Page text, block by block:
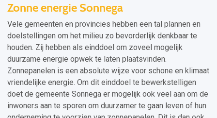
Zonne energie Sonnega
Vele gemeenten en provincies hebben een tal plannen en
doelstellingen om het milieu zo bevorderlijk denkbaar te
houden. Zij hebben als einddoel om zoveel mogelijk
duurzame energie opwek te laten plaatsvinden.
Zonnepanelen is een absolute wijze voor schone en klimaat
vriendelijke energie. Om dit einddoel te bewerkstelligen
doet de gemeente Sonnega er mogelijk ook veel aan om de
inwoners aan te sporen om duurzamer te gaan leven of hun